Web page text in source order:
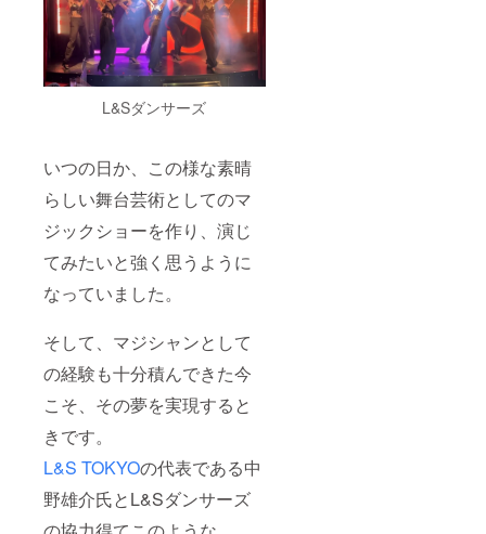
L&Sダンサーズ
いつの日か、この様な素晴
らしい舞台芸術としてのマ
ジックショーを作り、演じ
てみたいと強く思うように
なっていました。
そして、マジシャンとして
の経験も十分積んできた今
こそ、その夢を実現すると
きです。
L&S TOKYOの代表である中
野雄介氏とL&Sダンサーズ